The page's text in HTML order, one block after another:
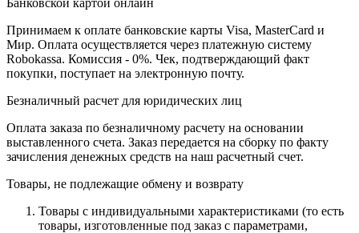
Принимаем к оплате банковские карты Visa, MasterCard и
Мир. Оплата осуществляется через платежную систему
Robokassa. Комиссия - 0%. Чек, подтверждающий факт
покупки, поступает на электронную почту.
Безналичный расчет для юридических лиц
Оплата заказа по безналичному расчету на основании
выставленного счета. Заказ передается на сборку по факту
зачисления денежных средств на наш расчетный счет.
Товары, не подлежащие обмену и возврату
Товары с индивидуальными характеристиками (то есть
товары, изготовленные под заказ с параметрами,